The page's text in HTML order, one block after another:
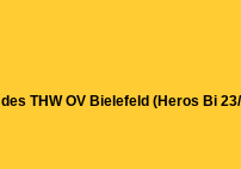
THW OV Bielefeld (Heros Bi